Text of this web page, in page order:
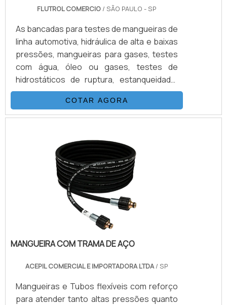
FLUTROL COMERCIO / SÃO PAULO - SP
As bancadas para testes de mangueiras de
linha automotiva, hidráulica de alta e baixas
pressões, mangueiras para gases, testes
com água, óleo ou gases, testes de
hidrostáticos de ruptura, estanqueidade,
etc. O Consumo industrial de mangueiras
está crescendo numa velocidade
impressionante, assim como as exigências
altíssima qualidade.Os fabricantes buscam
a excelência em sua produção e o mercado
consumidor exige procedimentos de
testes cada vez mais rigorosos.
COTAR AGORA
MANGUEIRA COM TRAMA DE AÇO
ACEPIL COMERCIAL E IMPORTADORA LTDA / SP
Mangueiras e Tubos flexíveis com reforço
para atender tanto altas pressões quanto